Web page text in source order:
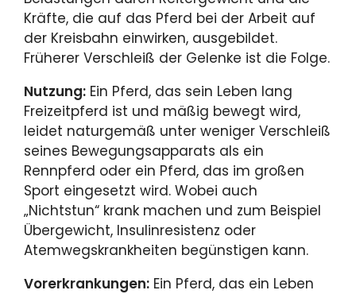
Kräfte, die auf das Pferd bei der Arbeit auf
der Kreisbahn einwirken, ausgebildet.
Früherer Verschleiß der Gelenke ist die Folge.
Nutzung: Ein Pferd, das sein Leben lang
Freizeitpferd ist und mäßig bewegt wird,
leidet naturgemäß unter weniger Verschleiß
seines Bewegungsapparats als ein
Rennpferd oder ein Pferd, das im großen
Sport eingesetzt wird. Wobei auch
„Nichtstun“ krank machen und zum Beispiel
Übergewicht, Insulinresistenz oder
Atemwegskrankheiten begünstigen kann.
Vorerkrankungen: Ein Pferd, das ein Leben